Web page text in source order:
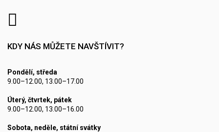
KDY NÁS MŮŽETE NAVŠTÍVIT?
Pondělí, středa
9.00–12.00, 13.00–17.00
Úterý, čtvrtek, pátek
9.00–12.00, 13.00–16.00
Sobota, neděle, státní svátky